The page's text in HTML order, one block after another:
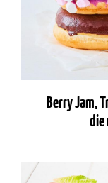
Berry Jam,
die